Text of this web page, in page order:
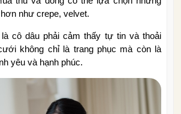
như crepe, velvet.
cô dâu phải cảm thấy tự tin và thoải
không chỉ là trang phục mà còn là
yêu và hạnh phúc.